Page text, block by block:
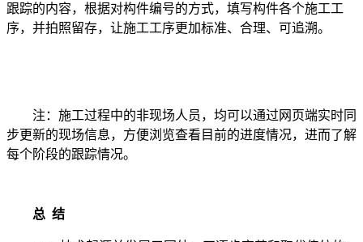
跟踪的内容，根据对构件编号的方式，填写构件各个施工工
序，并拍照留存，让施工工序更加标准、合理、可追溯。
注：施工过程中的非现场人员，均可以通过网页端实时同
步更新的现场信息，方便浏览查看目前的进度情况，进而了解
每个阶段的跟踪情况。
总 结